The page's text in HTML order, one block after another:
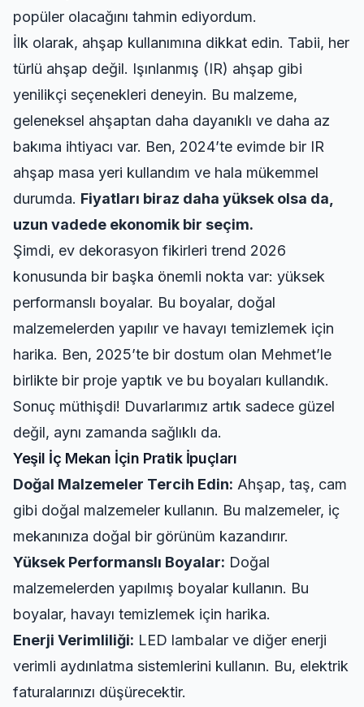
popüler olacağını tahmin ediyordum.
İlk olarak, ahşap kullanımına dikkat edin. Tabii, her
türlü ahşap değil. Işınlanmış (IR) ahşap gibi
yenilikçi seçenekleri deneyin. Bu malzeme,
geleneksel ahşaptan daha dayanıklı ve daha az
bakıma ihtiyacı var. Ben, 2024’te evimde bir IR
ahşap masa yeri kullandım ve hala mükemmel
durumda. Fiyatları biraz daha yüksek olsa da,
uzun vadede ekonomik bir seçim.
Şimdi, ev dekorasyon fikirleri trend 2026
konusunda bir başka önemli nokta var: yüksek
performanslı boyalar. Bu boyalar, doğal
malzemelerden yapılır ve havayı temizlemek için
harika. Ben, 2025’te bir dostum olan Mehmet’le
birlikte bir proje yaptık ve bu boyaları kullandık.
Sonuç müthişdi! Duvarlarımız artık sadece güzel
değil, aynı zamanda sağlıklı da.
Yeşil İç Mekan İçin Pratik İpuçları
Doğal Malzemeler Tercih Edin: Ahşap, taş, cam
gibi doğal malzemeler kullanın. Bu malzemeler, iç
mekanınıza doğal bir görünüm kazandırır.
Yüksek Performanslı Boyalar: Doğal
malzemelerden yapılmış boyalar kullanın. Bu
boyalar, havayı temizlemek için harika.
Enerji Verimliliği: LED lambalar ve diğer enerji
verimli aydınlatma sistemlerini kullanın. Bu, elektrik
faturalarınızı düşürecektir.